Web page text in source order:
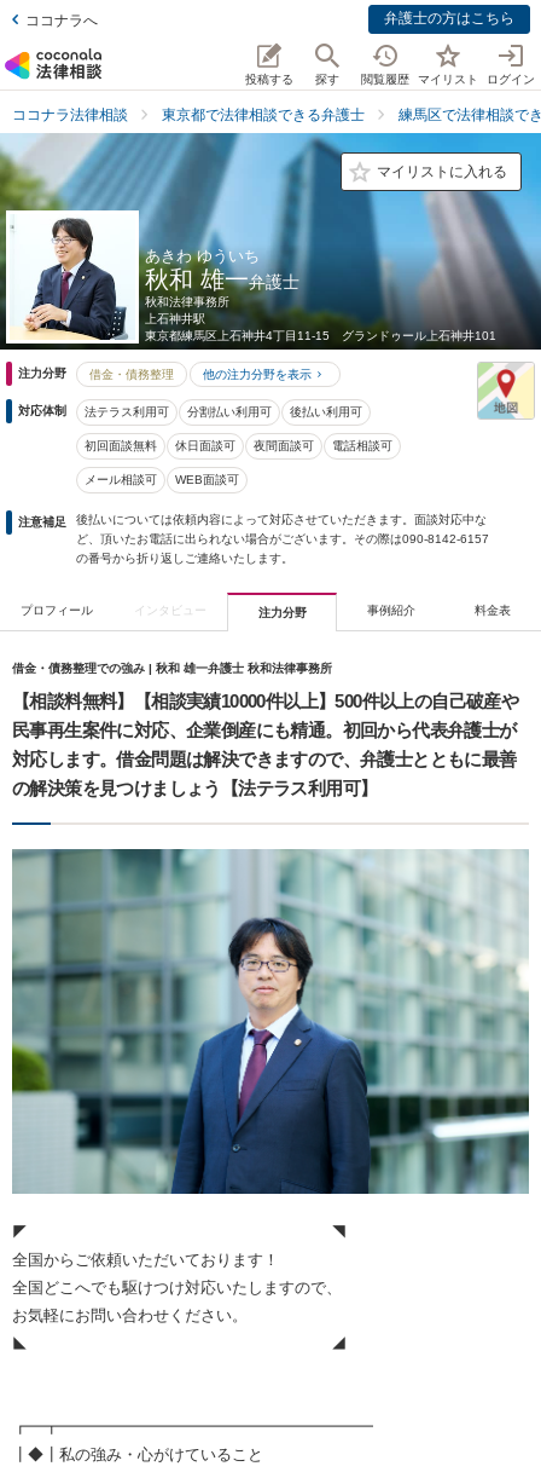
ココナラへ 弁護士の方はこちら
投稿する 探す 閲覧履歴 マイリスト ログイン
ココナラ法律相談 東京都で法律相談できる弁護士 練馬区で法律相談で
マイリストに入れる
あきわ ゆういち
秋和 雄一弁護士
秋和法律事務所
上石神井駅
東京都練馬区上石神井4丁目11-15 グランドゥール上石神井101
注力分野 借金・債務整理 他の注力分野を表示
対応体制 法テラス利用可 分割払い利用可 後払い利用可
初回面談無料 休日面談可 夜間面談可 電話相談可
メール相談可 WEB面談可
注意補足
後払いについては依頼内容によって対応させていただきます。面談対応中な
ど、頂いたお電話に出られない場合がございます。その際は090-8142-6157
の番号から折り返しご連絡いたします。
プロフィール インタビュー 注力分野 事例紹介 料金表
借金・債務整理での強み | 秋和 雄一弁護士 秋和法律事務所
【相談料無料】【相談実績10000件以上】500件以上の自己破産や
民事再生案件に対応、企業倒産にも精通。初回から代表弁護士が
対応します。借金問題は解決できますので、弁護士とともに最善
の解決策を見つけましょう【法テラス利用可】
◤ ◥
全国からご依頼いただいております！
全国どこへでも駆けつけ対応いたしますので、
お気軽にお問い合わせください。
◣ ◢
┏━┳━━━━━━━━━━━━━━━━━━━━
┃◆┃私の強み・心がけていること